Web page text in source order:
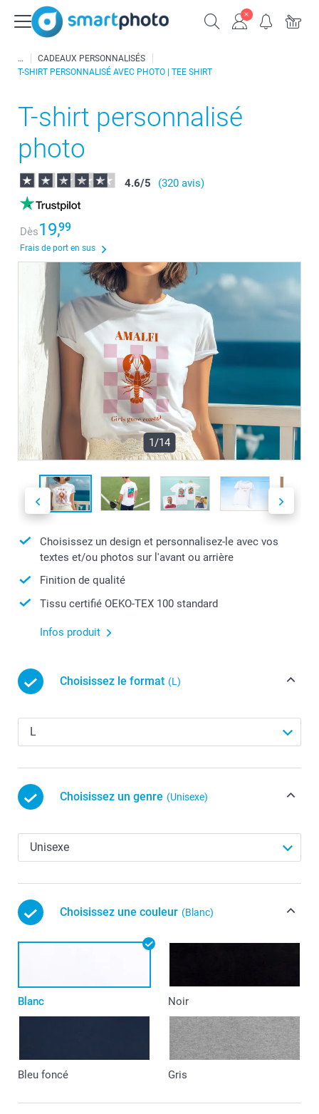
CADEAUX PERSONNALISÉS
T-SHIRT PERSONNALISÉ AVEC PHOTO | TEE SHIRT
T-shirt personnalisé
photo
4.6/5 (320 avis)
Dès19,99
Frais de port en sus
1/14
Choisissez un design et personnalisez-le avec vos
textes et/ou photos sur l'avant ou arrière
Finition de qualité
Tissu certifié OEKO-TEX 100 standard
Infos produit
Choisissez le format (L)
Choisissez un genre (Unisexe)
Choisissez une couleur (Blanc)
Blanc Noir
Bleu foncé Gris